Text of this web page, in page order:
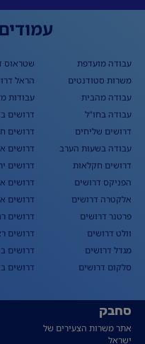
עבודה מועדפת
משרות סטודנטים
עבודה מהבית
עבודה בחו"ל
דרושים שליחים
עבודה בשעות הערב
דרושים חקלאות
הפניקס דרושים
אלקטרה דרושים
פרטנר דרושים
וולט דרושים
מגדל דרושים
סלקום דרושים
שטראוס
הראל
עבודות
דרושים
דרושים
דרושים
דרושים
דרושים
דרושים
דרושים
דרושים
דרושים
דרושים
סחבק
אתר משרות הצעירים של
ישראל